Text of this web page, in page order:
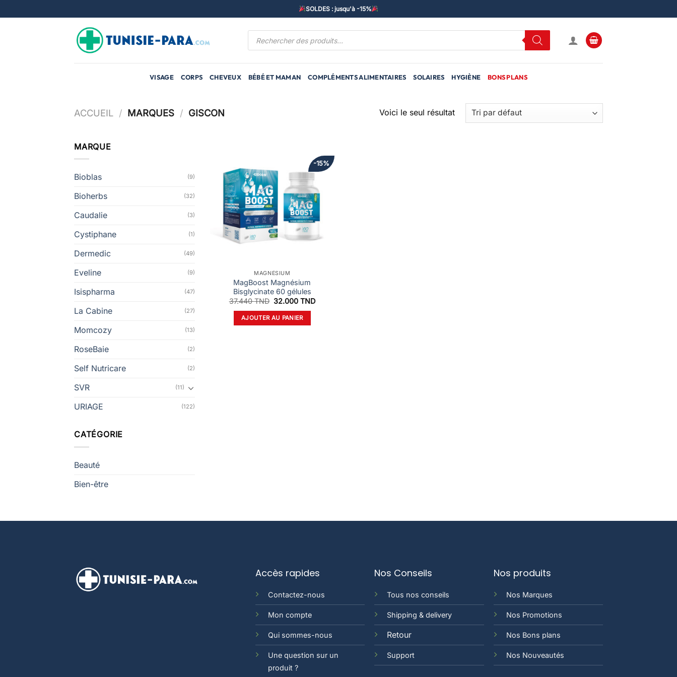
au
SOLDES : jusqu'à -15%
Recherche
VISAGE CORPS CHEVEUX BÉBÉ ET MAMAN COMPLÉMENTS ALIMENTAIRES SOLAIRES HYGIÈNE BONS PLANS
ACCUEIL / MARQUES / GISCON Voici le seul résultat
MARQUE
Bioblas (9)
Bioherbs (32)
Caudalie (3)
Cystiphane (1)
Dermedic (49)
Eveline (9)
Isispharma (47)
La Cabine (27)
Momcozy (13)
RoseBaie (2)
Self Nutricare (2)
SVR (11)
URIAGE (122)
CATÉGORIE
Beauté
Bien-être
-15%
MAGNÉSIUM
MagBoost Magnésium
Bisglycinate 60 gélules
37.440TND Le
initial
était :
32.000 TNDLe
AJOUTER AU PANIER
Accès rapides
Contactez-nous
Mon compte
Qui sommes-nous
Une question sur un
produit ?
Nos Conseils
Tous nos conseils
Shipping & delivery
Retour
Support
Nos produits
Nos Marques
Nos Promotions
Nos Bons plans
Nos Nouveautés